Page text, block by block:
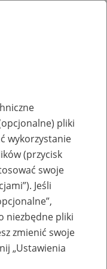
r.
pliki
wykorzystanie
(przycisk
swoje
Jeśli
niezbędne pliki
zmienić swoje
„Ustawienia